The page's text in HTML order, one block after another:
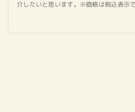
介したいと思います。※価格は税込表示